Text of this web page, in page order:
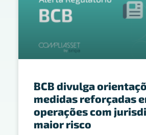
BCB divulga
medidas reforçadas
operações com
maior risco